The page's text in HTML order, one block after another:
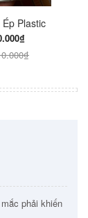
Plastic
phải khiến